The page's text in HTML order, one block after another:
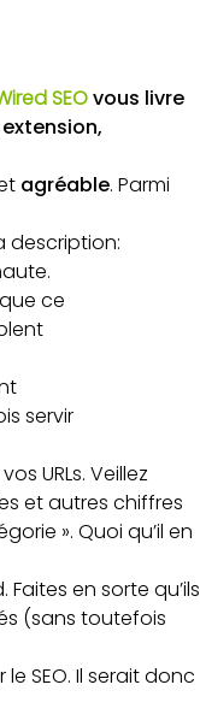
SEOvous livre
agréable. Parmi
description:
ce
servir
URLs. Veillez
et autres chiffres
». Quoi qu’il en
en sorte qu’ils
(sans toutefois
SEO. Il serait donc